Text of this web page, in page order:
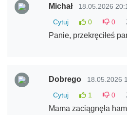
Michał 18.05.2026
Cytuj
0 0
Panie, przekręciłeś
Dobrego 18.05.2026
Cytuj
1 0
Mama zaciągnęła